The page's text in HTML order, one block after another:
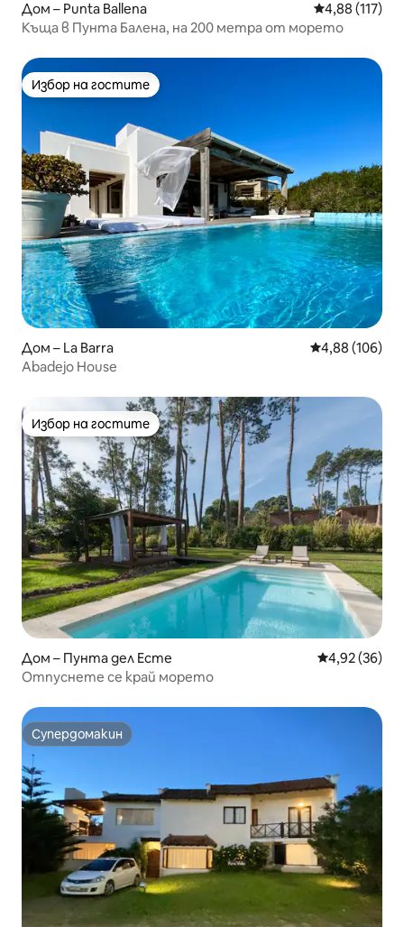
Дом – Punta Ballena Средна
4,88 (117)
Къща в Пунта Балена, на 200 метра от морето
Избор на гостите
Избор на гостите
Дом – La Barra Средна
4,88 (106)
Abadejo House
Избор на гостите
Избор на гостите
Дом – Пунта дел Есте Средна
4,92 (36)
Отпуснете се край морето
Супердомакин
Супердомакин